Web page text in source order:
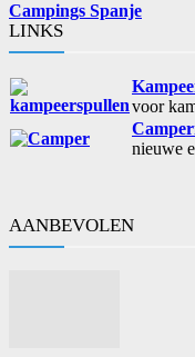
Campings Spanje
LINKS
voor
nieuwe
AANBEVOLEN